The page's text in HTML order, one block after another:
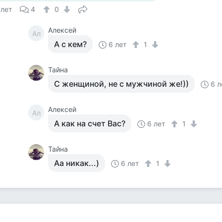
4 0
Ал Алексей
А с кем? 6 лет 1
Тайна
С женщиной, не с мужчиной же!)) 6
Ал Алексей
А как на счет Вас? 6 лет 1
Тайна
Аа никак...) 6 лет 1